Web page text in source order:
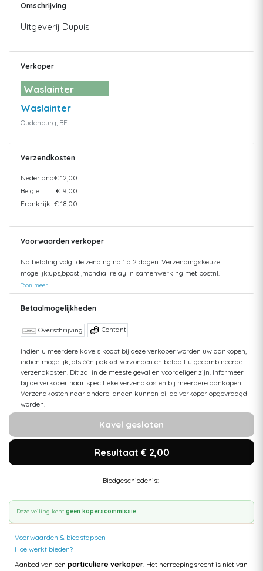
Omschrijving
Uitgeverij Dupuis
Verkoper
Waslainter
Waslainter
Oudenburg, BE
Verzendkosten
Nederland€ 12,00
België
€ 9,00
Frankrijk € 18,00
Voorwaarden verkoper
Na betaling volgt de zending na 1 à 2 dagen. Verzendingskeuze
mogelijk:ups,bpost ,mondial relay in samenwerking met postnl.
Toon meer
Betaalmogelijkheden
Overschrijving Contant
Indien u meerdere kavels koopt bij deze verkoper worden uw aankopen,
indien mogelijk, als één pakket verzonden en betaalt u gecombineerde
verzendkosten. Dit zal in de meeste gevallen voordeliger zijn. Informeer
bij de verkoper naar specifieke verzendkosten bij meerdere aankopen.
Verzendkosten naar andere landen kunnen bij de verkoper opgevraagd
worden.
Kavel gesloten
Resultaat € 2,00
Biedgeschiedenis:
Deze veiling kent geen koperscommissie.
Voorwaarden & biedstappen
Hoe werkt bieden?
Aanbod van een particuliere verkoper. Het herroepingsrecht is niet van